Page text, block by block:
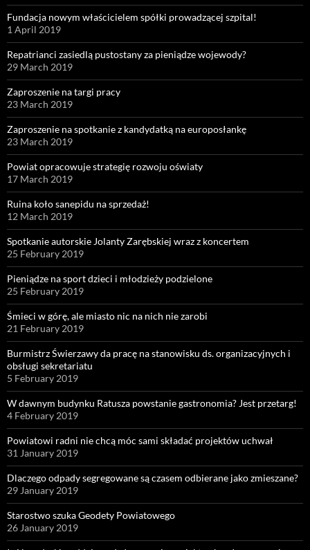
Fundacja nowym właścicielem spółki prowadzącej szpital!
1 April 2019
Repatrianci zasiedlą pustostany za pieniądze wojewody?
29 March 2019
Zaproszenie na targi pracy
23 March 2019
Zaproszenie na spotkanie z kandydatką na europosłankę
23 March 2019
Powiat opracowuje strategię rozwoju oświaty
17 March 2019
Ruina koło sanepidu na sprzedaż!
12 March 2019
Spotkanie autorskie Jolanty Zarębskiej wraz z koncertem
25 February 2019
Pieniądze na sport dzieci i młodzieży podzielone
25 February 2019
Śmieci w górę, ale miasto nic na nich nie zarobi
21 February 2019
Burmistrz Świerzawy da pracę na stanowisku ds. organizacyjnych i
obsługi sekretariatu
5 February 2019
W dawnym budynku Ratusza powstanie gastronomia? Jest przetarg!
4 February 2019
Powiatowi radni nie chcą móc sami składać projektów uchwał
31 January 2019
Dlaczego odpady segregowane są czasem odbierane jako zmieszane?
29 January 2019
Starostwo szuka Geodety Powiatowego
26 January 2019